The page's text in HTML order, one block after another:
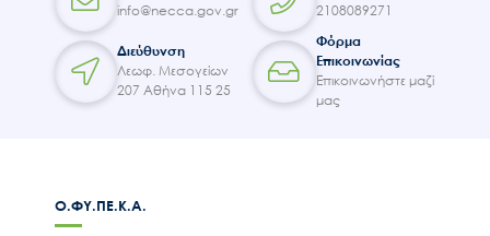
info@necca.gov.gr
2108089271
Διεύθυνση
Λεωφ. Μεσογείων
207 Αθήνα 115 25
Φόρμα
Επικοινωνίας
Επικοινωνήστε μαζί
μας
Ο.ΦΥ.ΠΕ.Κ.Α.